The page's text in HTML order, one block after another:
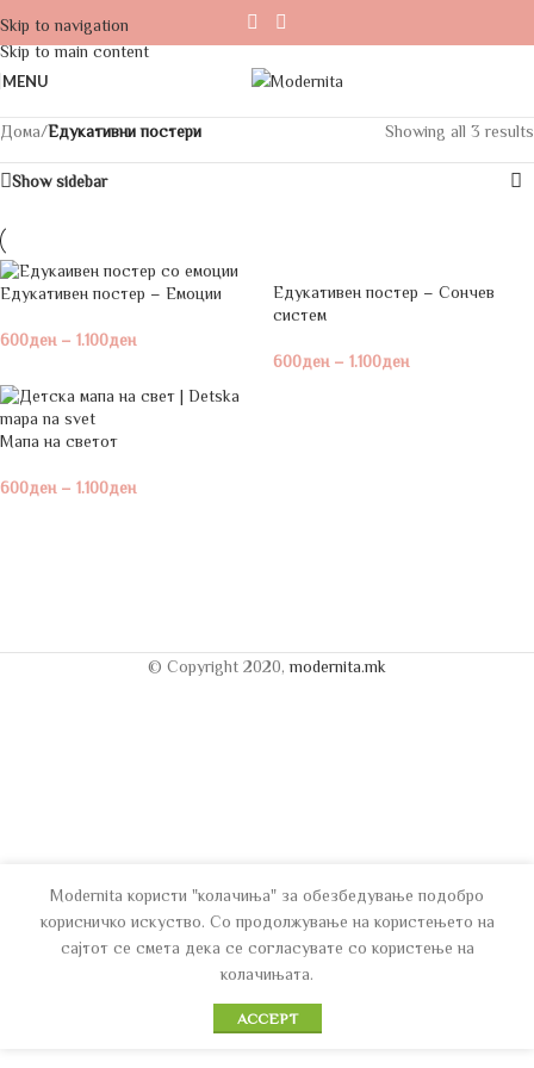
Skip to navigation
Skip to main content
MENU
Дома/Едукативни постери Showing all 3 results
Show sidebar
Едукативен постер – Емоции
600ден– 1.100ден
Едукативен постер – Сончев
систем
600ден – 1.100ден
Мапа на светот
600ден – 1.100ден
© Copyright 2020,modernita.mk
Modernita користи "колачиња" за обезбедување подобро
корисничко искуство. Со продолжување на користењето на
сајтот се смета дека се согласувате со користење на
колачињата.
ACCEPT